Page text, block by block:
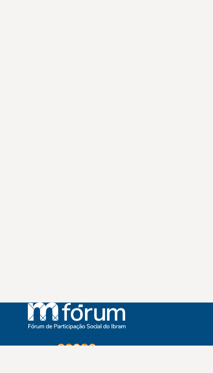
Instagram
Youtube
Facebook
X WhatsApp